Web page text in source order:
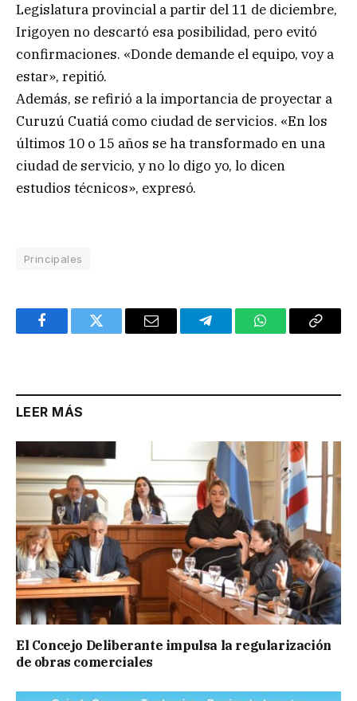
Legislatura provincial a partir del 11 de diciembre,
Irigoyen no descartó esa posibilidad, pero evitó
confirmaciones. «Donde demande el equipo, voy a
estar», repitió.
Además, se refirió a la importancia de proyectar a
Curuzú Cuatiá como ciudad de servicios. «En los
últimos 10 o 15 años se ha transformado en una
ciudad de servicio, y no lo digo yo, lo dicen
estudios técnicos», expresó.
Principales
FacebookTwitter Email TelegramWhatsAppCopy
LEER MÁS
El Concejo Deliberante impulsa la regularización
de obras comerciales